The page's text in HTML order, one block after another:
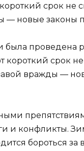
срок не
— новые законы
была проведена
короткий срок
вражды —
и конфликты.
бороться